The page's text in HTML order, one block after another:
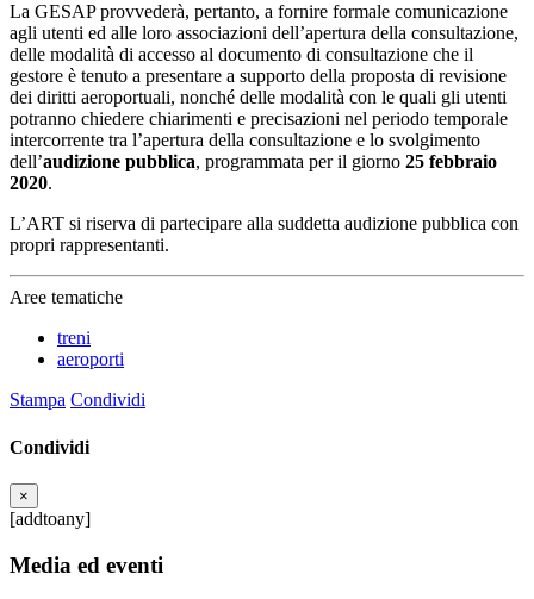
La GESAP provvederà, pertanto, a fornire formale comunicazione
agli utenti ed alle loro associazioni dell’apertura della consultazione,
delle modalità di accesso al documento di consultazione che il
gestore è tenuto a presentare a supporto della proposta di revisione
dei diritti aeroportuali, nonché delle modalità con le quali gli utenti
potranno chiedere chiarimenti e precisazioni nel periodo temporale
intercorrente tra l’apertura della consultazione e lo svolgimento
dell’audizione pubblica, programmata per il giorno 25 febbraio
2020.
L’ART si riserva di partecipare alla suddetta audizione pubblica con
propri rappresentanti.
Aree tematiche
treni
aeroporti
Stampa Condividi
Condividi
×
[addtoany]
Media ed eventi